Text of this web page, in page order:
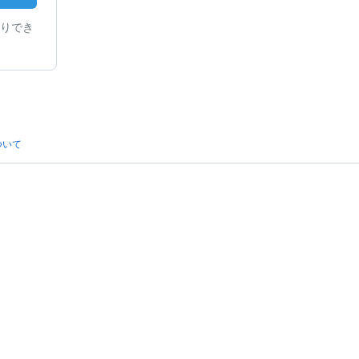
でき
て